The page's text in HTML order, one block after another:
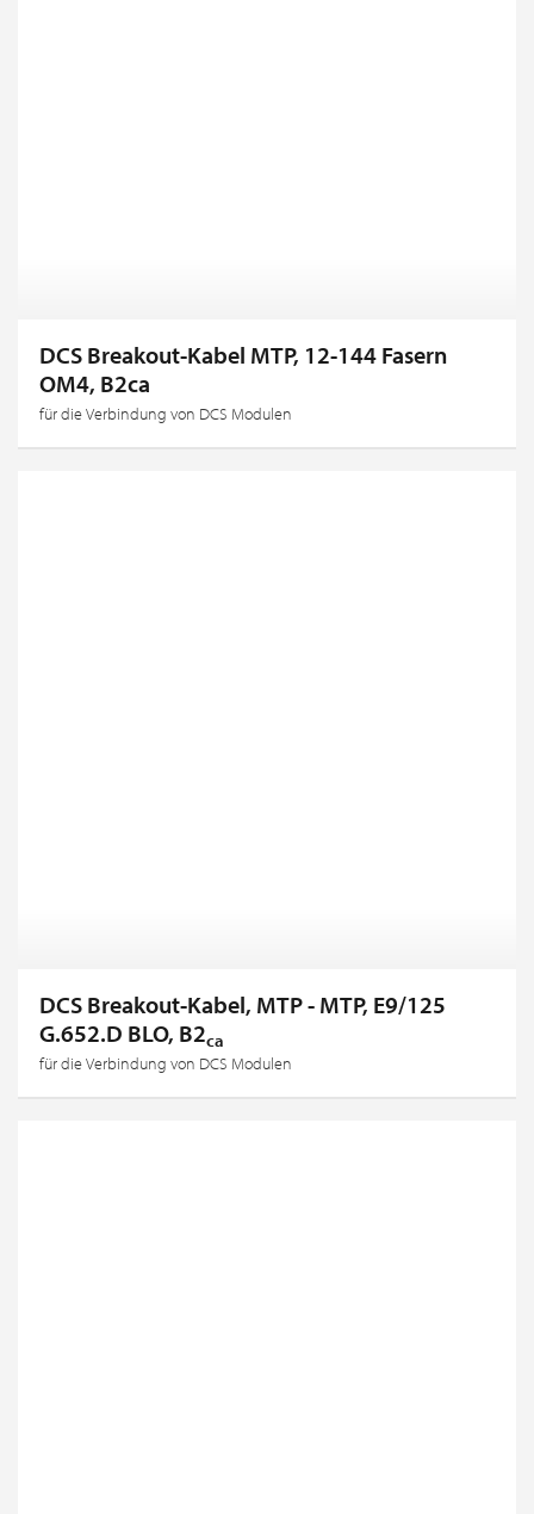
DCS Breakout-Kabel MTP, 12-144 Fasern
OM4, B2ca
für die Verbindung von DCS Modulen
DCS Breakout-Kabel, MTP - MTP, E9/125
G.652.D BLO, B2ca
für die Verbindung von DCS Modulen